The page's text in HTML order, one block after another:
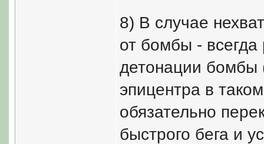
8) В случае
от бомбы - всегда
детонации бомбы
эпицентра в
обязательно
быстрого бега и